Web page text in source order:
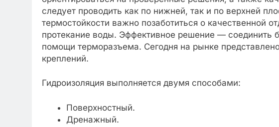
следует проводить как по нижней, так и по верхней
термостойкости важно позаботиться о качественной
протекание воды. Эффективное решение — соединить
помощи терморазъема. Сегодня на рынке
креплений.
Гидроизоляция выполняется двумя способами:
Поверхностный.
Дренажный.